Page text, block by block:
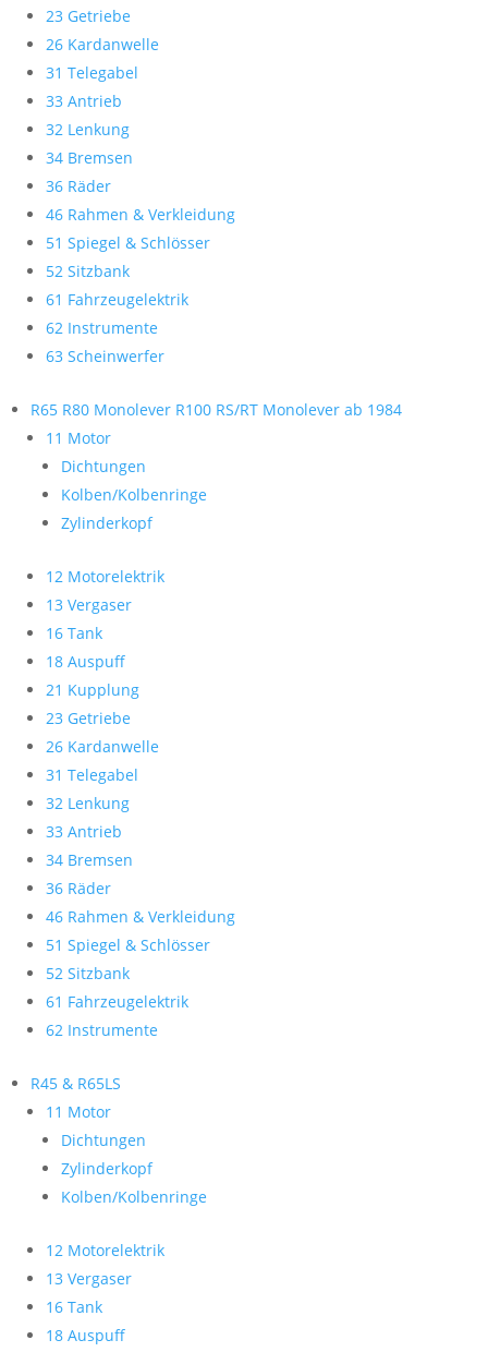
23 Getriebe
26 Kardanwelle
31 Telegabel
33 Antrieb
32 Lenkung
34 Bremsen
36 Räder
46 Rahmen & Verkleidung
51 Spiegel & Schlösser
52 Sitzbank
61 Fahrzeugelektrik
62 Instrumente
63 Scheinwerfer
R65 R80 Monolever R100 RS/RT Monolever ab 1984
11 Motor
Dichtungen
Kolben/Kolbenringe
Zylinderkopf
12 Motorelektrik
13 Vergaser
16 Tank
18 Auspuff
21 Kupplung
23 Getriebe
26 Kardanwelle
31 Telegabel
32 Lenkung
33 Antrieb
34 Bremsen
36 Räder
46 Rahmen & Verkleidung
51 Spiegel & Schlösser
52 Sitzbank
61 Fahrzeugelektrik
62 Instrumente
R45 & R65LS
11 Motor
Dichtungen
Zylinderkopf
Kolben/Kolbenringe
12 Motorelektrik
13 Vergaser
16 Tank
18 Auspuff